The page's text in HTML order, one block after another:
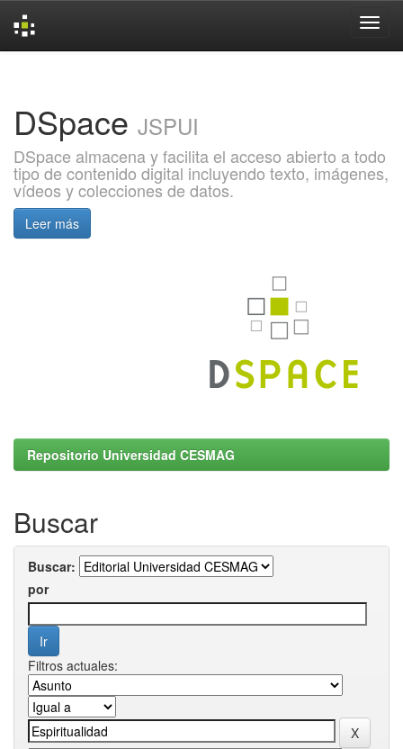
DSpace JSPUI
DSpace almacena y facilita el acceso abierto a todo
tipo de contenido digital incluyendo texto, imágenes,
vídeos y colecciones de datos.
Leer más
Repositorio Universidad CESMAG
Buscar
Buscar:
por
Filtros actuales: